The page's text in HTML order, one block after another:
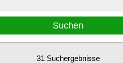
31 Suchergebnisse